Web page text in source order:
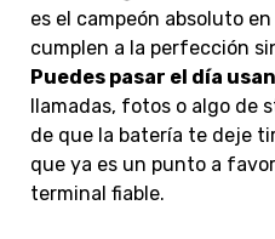
es el campeón absoluto
cumplen a la perfección
Puedes pasar el día
llamadas, fotos o algo de
de que la batería te deje
que ya es un punto a
terminal fiable.